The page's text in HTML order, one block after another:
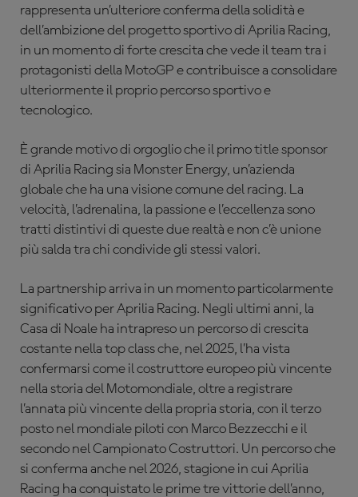
rappresenta un’ulteriore conferma della solidità e
dell’ambizione del progetto sportivo di Aprilia Racing,
in un momento di forte crescita che vede il team tra i
protagonisti della MotoGP e contribuisce a consolidare
ulteriormente il proprio percorso sportivo e
tecnologico.
È grande motivo di orgoglio che il primo title sponsor
di Aprilia Racing sia Monster Energy, un’azienda
globale che ha una visione comune del racing. La
velocità, l’adrenalina, la passione e l’eccellenza sono
tratti distintivi di queste due realtà e non c’è unione
più salda tra chi condivide gli stessi valori.
La partnership arriva in un momento particolarmente
significativo per Aprilia Racing. Negli ultimi anni, la
Casa di Noale ha intrapreso un percorso di crescita
costante nella top class che, nel 2025, l’ha vista
confermarsi come il costruttore europeo più vincente
nella storia del Motomondiale, oltre a registrare
l’annata più vincente della propria storia, con il terzo
posto nel mondiale piloti con Marco Bezzecchi e il
secondo nel Campionato Costruttori. Un percorso che
si conferma anche nel 2026, stagione in cui Aprilia
Racing ha conquistato le prime tre vittorie dell’anno,